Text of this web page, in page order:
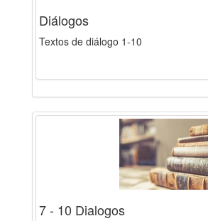
Diálogos
Textos de diálogo 1-10
7 - 10 Dialogos